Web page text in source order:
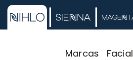
Marcas Facial